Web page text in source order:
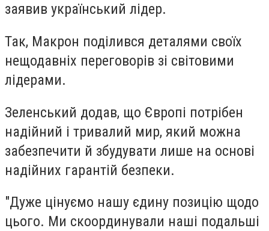
заявив український лідер.
Так, Макрон поділився деталями своїх
нещодавніх переговорів зі світовими
лідерами.
Зеленський додав, що Європі потрібен
надійний і тривалий мир, який можна
забезпечити й збудувати лише на основі
надійних гарантій безпеки.
"Дуже цінуємо нашу єдину позицію щодо
цього. Ми скоординували наші подальші